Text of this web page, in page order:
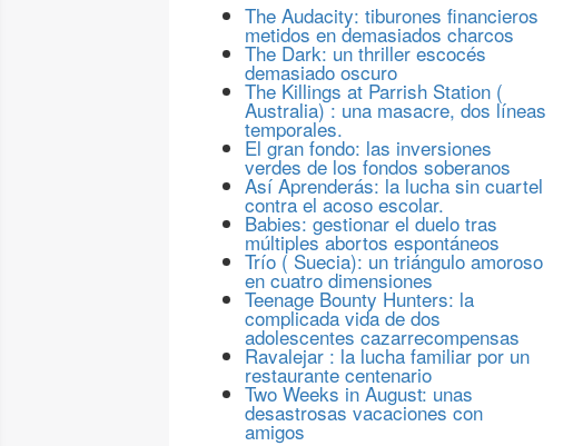
The Audacity: tiburones financieros
metidos en demasiados charcos
The Dark: un thriller escocés
demasiado oscuro
The Killings at Parrish Station (
Australia) : una masacre, dos líneas
temporales.
El gran fondo: las inversiones
verdes de los fondos soberanos
Así Aprenderás: la lucha sin cuartel
contra el acoso escolar.
Babies: gestionar el duelo tras
múltiples abortos espontáneos
Trío ( Suecia): un triángulo amoroso
en cuatro dimensiones
Teenage Bounty Hunters: la
complicada vida de dos
adolescentes cazarrecompensas
Ravalejar : la lucha familiar por un
restaurante centenario
Two Weeks in August: unas
desastrosas vacaciones con
amigos